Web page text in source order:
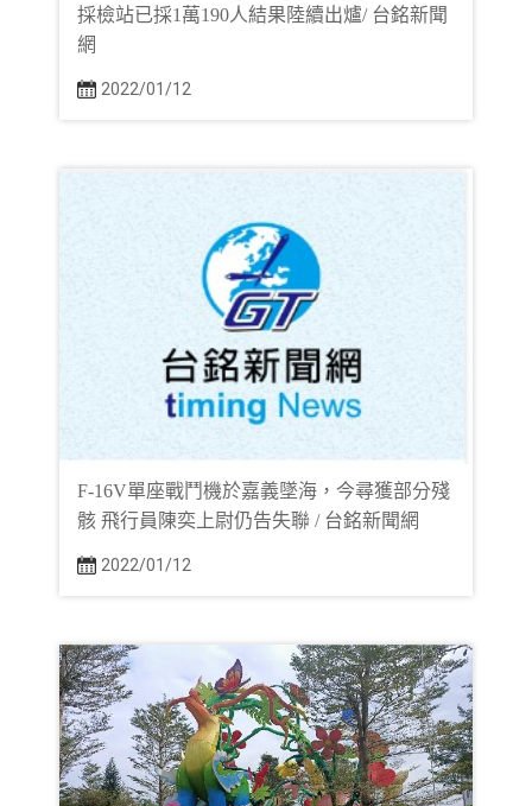
採檢站已採1萬190人結果陸續出爐/ 台銘新聞
網
2022/01/12
F-16V單座戰鬥機於嘉義墜海，今尋獲部分殘
骸 飛行員陳奕上尉仍告失聯 / 台銘新聞網
2022/01/12